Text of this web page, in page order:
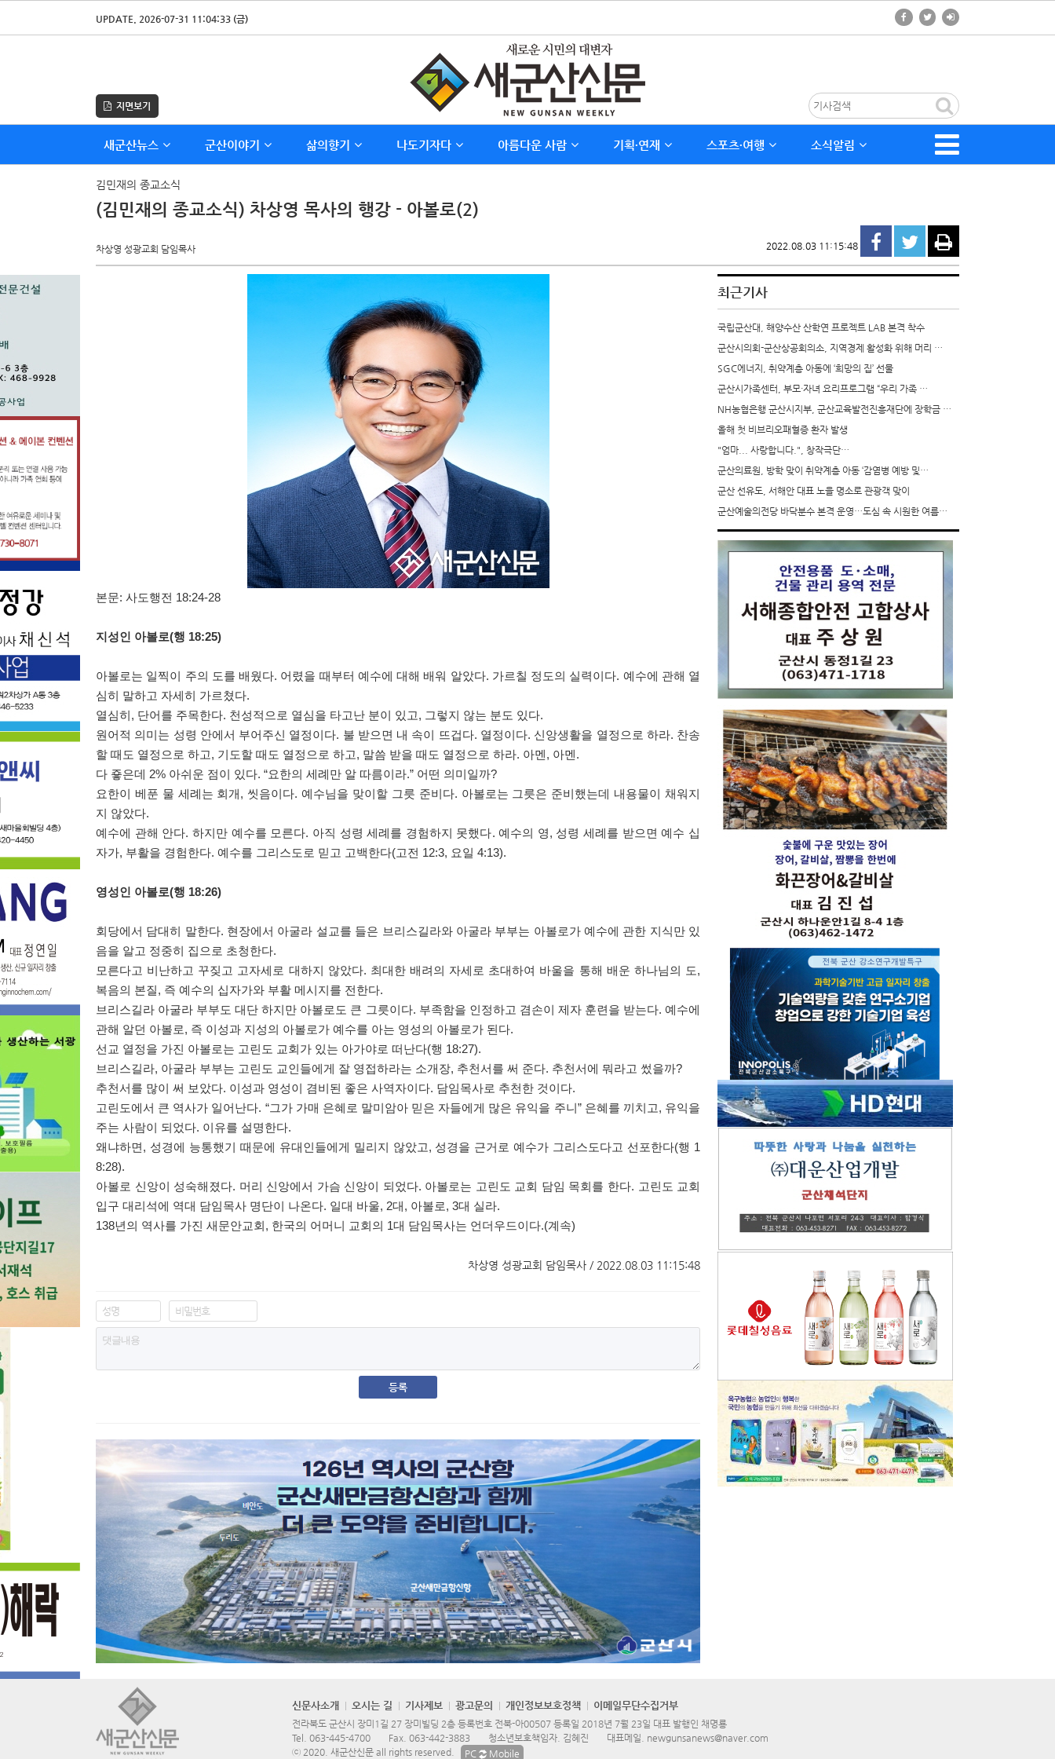
UPDATE. 2026-07-31 11:04:33 (금)
지면보기
새군산뉴스 군산이야기 삶의향기 나도기자다 아름다운 사람 기획∙연재 스포츠∙여행 소식알림
김민재의 종교소식
(김민재의 종교소식) 차상영 목사의 행강 - 아볼로(2)
차상영 성광교회 담임목사 2022.08.03 11:15:48
본문: 사도행전 18:24-28
지성인 아볼로(행 18:25)
아볼로는 일찍이 주의 도를 배웠다. 어렸을 때부터 예수에 대해 배워 알았다. 가르칠 정도의 실력이다. 예수에 관해 열
심히 말하고 자세히 가르쳤다.
열심히 , 단어를 주목한다. 천성적으로 열심을 타고난 분이 있고, 그렇지 않는 분도 있다.
원어적 의미는 성령 안에서 부어주신 열정이다. 불 받으면 내 속이 뜨겁다. 열정이다. 신앙생활을 열정으로 하라. 찬송
할 때도 열정으로 하고, 기도할 때도 열정으로 하고, 말씀 받을 때도 열정으로 하라. 아멘 , 아멘 .
다 죻은데 2% 아쉬운 점이 있다. “요한의 세례만 알 따름이라.” 어떤 의미일까?
요한이 베푼 물 세례는 회개 , 씻음이다. 예수님을 맞이할 그릇 준비다. 아볼로는 그릇은 준비했는데 내용물이 채워지
지 않았다.
예수에 관해 안다. 하지만 예수를 모른다. 아직 성령 세례를 경험하지 못했다. 예수의 영, 성령 세례를 받으면 예수 십
자가, 부활을 경험한다. 예수를 그리스도로 믿고 고백한다(고전 12:3, 요일 4:13).
영성인 아볼로(행 18:26)
회당에서 담대히 말한다. 현장에서 아굴라 설교를 들은 브리스길라와 아굴라 부부는 아볼로가 예수에 관한 지식만 있
음을 알고 정중히 집으로 초청한다.
모른다고 비난하고 꾸짖고 고자세로 대하지 않았다. 최대한 배려의 자세로 초대하여 바울을 통해 배운 하나님의 도,
복음의 본질, 즉 예수의 십자가와 부활 메시지를 전한다.
브리스길라 아굴라 부부도 대단 하지만 아볼로도 큰 그릇이다. 부족함을 인정하고 겸손이 제자 훈련을 받는다. 예수에
관해 알던 아볼로, 즉 이성과 지성의 아볼로가 예수를 아는 영성의 아볼로가 된다.
선교 열정을 가진 아볼로는 고린도 교회가 있는 아가야로 떠난다(행 18:27).
브리스길라, 아굴라 부부는 고린도 교인들에게 잘 영접하라는 소개장, 추천서를 써 준다. 추천서에 뭐라고 썼을까?
추천서를 많이 써 보았다. 이성과 영성이 겸비된 좋은 사역자이다. 담임목사로 추천한 것이다.
고린도에서 큰 역사가 일어난다. “그가 가매 은혜로 말미암아 믿은 자들에게 많은 유익을 주니 ” 은혜를 끼치고, 유익을
주는 사람이 되었다. 이유를 설명한다.
왜냐하면 , 성경에 능통했기 때문에 유대인들에게 밀리지 않았고, 성경을 근거로 예수가 그리스도다고 선포한다(행 1
8:28).
아볼로 신앙이 성숙해졌다. 머리 신앙에서 가슴 신앙이 되었다. 아볼로는 고린도 교회 담임 목회를 한다. 고린도 교회
입구 대리석에 역대 담임목사 명단이 나온다. 일대 바울, 2대 , 아볼로, 3대 실라.
138년의 역사를 가진 새문안교회 , 한국의 어머니 교회의 1대 담임목사는 언더우드이다.(계속)
차상영 성광교회 담임목사 / 2022.08.03 11:15:48
최근기사
국립군산대, 해양수산 산학연 프로젝트 LAB 본격 착수
군산시의회-군산상공회의소, 지역경제 활성화 위해 머리 …
SGC에너지, 취약계층 아동에 ‘희망의 집’ 선물
군산시가족센터, 부모·자녀 요리프로그램 “우리 가족 …
NH농협은행 군산시지부, 군산교육발전진흥재단에 장학금 …
올해 첫 비브리오패혈증 환자 발생
"엄마... 사랑합니다.", 창작극단…
군산의료원, 방학 맞이 취약계층 아동 ‘감염병 예방 및…
군산 선유도, 서해안 대표 노을 명소로 관광객 맞이
군산예술의전당 바닥분수 본격 운영…도심 속 시원한 여름…
신문사소개 오시는 길 기사제보 광고문의 개인정보보호정책 이메일무단수집거부
전라북도 군산시 장미1길 27 장미빌딩 2층 등록번호 전북-아00507 등록일 2018년 7월 23일 대표 발행인 채명룡
Tel. 063-445-4700 Fax. 063-442-3883 청소년보호책임자. 김혜진 대표메일. newgunsanews@naver.com
ⓒ 2020. 새군산신문 all rights reserved.
PC Mobile